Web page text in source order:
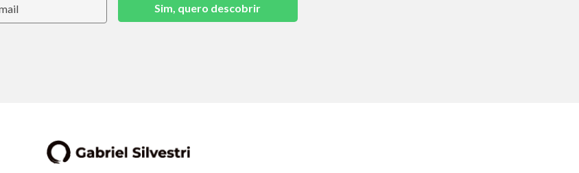
Sim, quero descobrir